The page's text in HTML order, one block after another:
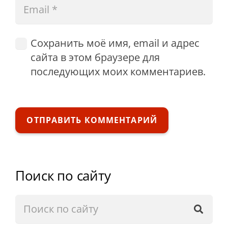
Сохранить моё имя, email и адрес
сайта в этом браузере для
последующих моих комментариев.
ОТПРАВИТЬ КОММЕНТАРИЙ
Поиск по сайту